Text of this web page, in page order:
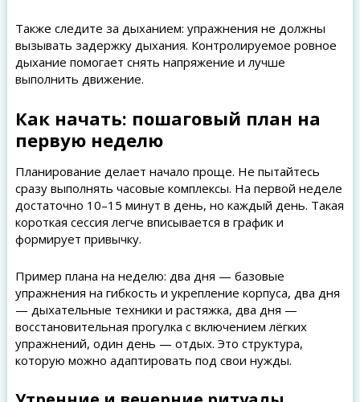
Также следите за дыханием: упражнения не должны
вызывать задержку дыхания. Контролируемое ровное
дыхание помогает снять напряжение и лучше
выполнить движение.
Как начать: пошаговый план на
первую неделю
Планирование делает начало проще. Не пытайтесь
сразу выполнять часовые комплексы. На первой неделе
достаточно 10–15 минут в день, но каждый день. Такая
короткая сессия легче вписывается в график и
формирует привычку.
Пример плана на неделю: два дня — базовые
упражнения на гибкость и укрепление корпуса, два дня
— дыхательные техники и растяжка, два дня —
восстановительная прогулка с включением лёгких
упражнений, один день — отдых. Это структура,
которую можно адаптировать под свои нужды.